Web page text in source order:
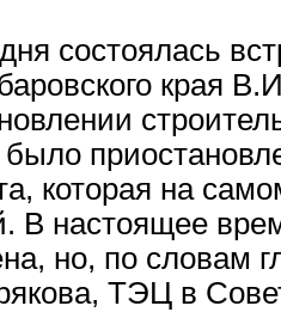
состоялась
края
которая на
В настоящее
но, по словам
ТЭЦ в